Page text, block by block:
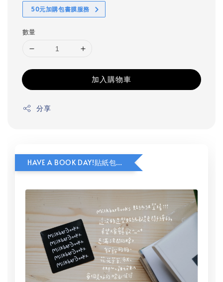
50元加購包書膜服務
數量
加入購物車
分享
HAVE A BOOK DAY!貼紙包加價購